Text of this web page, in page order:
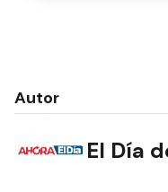
Autor
El Día